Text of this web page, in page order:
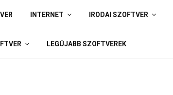
INTERNET IRODAI SZOFTVER
LEGÚJABB SZOFTVEREK